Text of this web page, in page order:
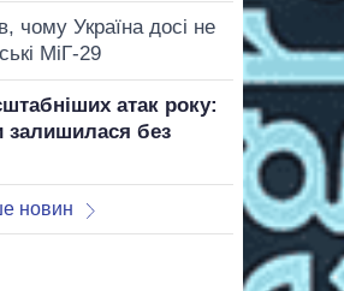
чому Україна досі не
МіГ-29
атак року:
залишилася без
новин